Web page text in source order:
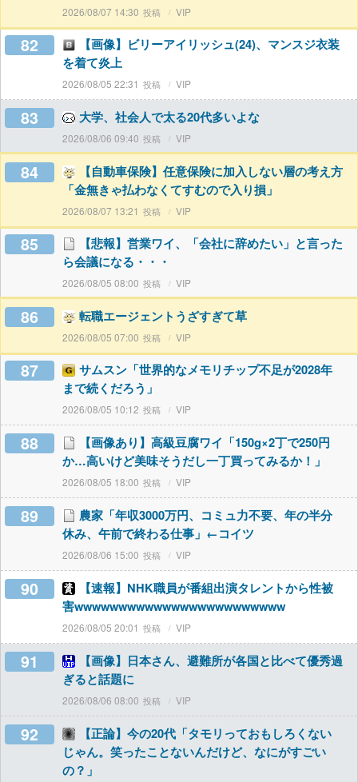
2026/08/07 14:30 VIP
82
【画像】ビリーアイリッシュ(24)、マンスジ衣装
を着て炎上
2026/08/05 22:31 VIP
83 大学、社会人で太る20代多いよな
2026/08/06 09:40 VIP
84
【自動車保険】任意保険に加入しない層の考え方
「金無きゃ払わなくてすむので入り損」
2026/08/07 13:21 VIP
85
【悲報】営業ワイ、「会社に辞めたい」と言った
ら会議になる・・・
2026/08/05 08:00 VIP
86 転職エージェントうざすぎて草
2026/08/05 07:00 VIP
87
サムスン「世界的なメモリチップ不足が2028年
まで続くだろう」
2026/08/05 10:12 VIP
88
【画像あり】高級豆腐ワイ「150g×2丁で250円
か…高いけど美味そうだし一丁買ってみるか！」
2026/08/05 18:00 VIP
89
農家「年収3000万円、コミュ力不要、年の半分
休み、午前で終わる仕事」←コイツ
2026/08/06 15:00 VIP
90
【速報】NHK職員が番組出演タレントから性被
害wwwwwwwwwwwwwwwwwwwwwwww
2026/08/05 20:01 VIP
91
【画像】日本さん、避難所が各国と比べて優秀過
ぎると話題に
2026/08/06 08:00 VIP
92
【正論】今の20代「タモリっておもしろくない
じゃん。笑ったことないんだけど、なにがすごい
の？」